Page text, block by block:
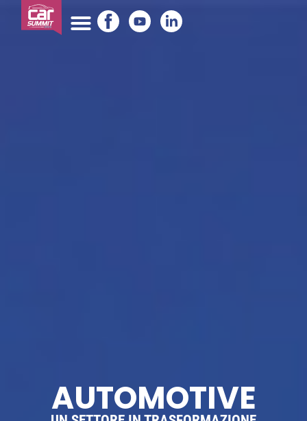
AUTOMOTIVE